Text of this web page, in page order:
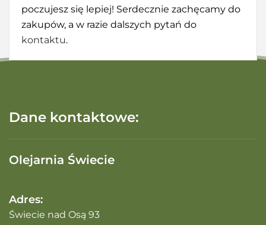
poczujesz się lepiej! Serdecznie zachęcamy do
zakupów, a w razie dalszych pytań do
kontaktu.
Dane kontaktowe:
Olejarnia Świecie
Adres:
Świecie nad Osą 93